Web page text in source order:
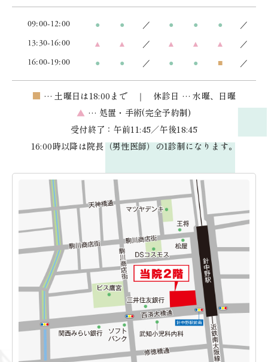
09:00-12:00 ● ● ／ ● ● ● ／
13:30-16:00 ▲ ▲ ／ ▲ ▲ ▲ ／
16:00-19:00 ● ● ／ ● ● ■ ／
… 土曜日は18:00まで ｜ 休診日 … 水曜、日曜
▲ … 処置・手術(完全予約制)
受付終了：午前11:45／午後18:45
16:00時以降は院長（男性医師）の1診制になります。